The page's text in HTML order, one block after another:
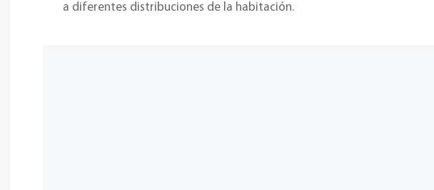
a diferentes distribuciones de la habitación.